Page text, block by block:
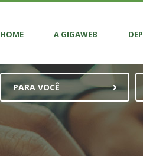
HOME A GIGAWEB
PARA VOCÊ